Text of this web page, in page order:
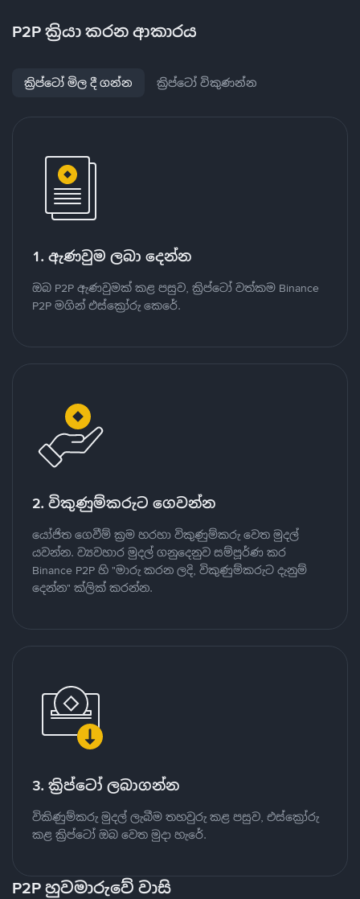
P2P ක්‍රියා කරන ආකාරය
ක්‍රිප්ටෝ මිල දී ගන්න ක්‍රිප්ටෝ විකුණන්න
1. ඇණවුම ලබා දෙන්න
ඔබ P2P ඇණවුමක් කළ පසුව, ක්‍රිප්ටෝ වත්කම Binance
P2P මගින් එස්ක්‍රෝරු කෙරේ.
2. විකුණුම්කරුට ගෙවන්න
යෝජිත ගෙවීම් ක්‍රම හරහා විකුණුම්කරු වෙත මුදල්
යවන්න. ව්‍යවහාර මුදල් ගනුදෙනුව සම්පූර්ණ කර
Binance P2P හි "මාරු කරන ලදි, විකුණුම්කරුට දැනුම්
දෙන්න" ක්ලික් කරන්න.
3. ක්‍රිප්ටෝ ලබාගන්න
විකිණුම්කරු මුදල් ලැබීම තහවුරු කළ පසුව, එස්ක්‍රෝරු
කළ ක්‍රිප්ටෝ ඔබ වෙත මුදා හැරේ.
P2P හුවමාරුවේ වාසි